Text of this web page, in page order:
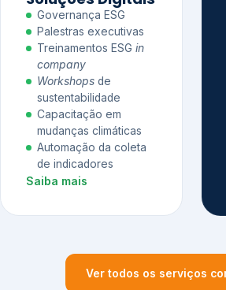
Governança ESG
Palestras executivas
Treinamentos ESG in
company
Workshops de
sustentabilidade
Capacitação em
mudanças climáticas
Automação da coleta
de indicadores
Saiba mais
Ver todos os serviços